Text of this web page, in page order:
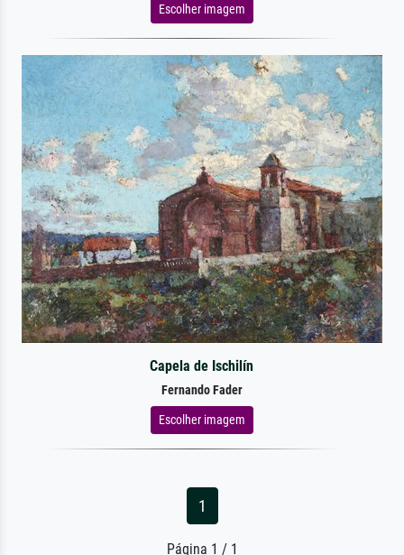
Escolher imagem
Capela de Ischilín
Fernando Fader
Escolher imagem
1
Página 1 / 1